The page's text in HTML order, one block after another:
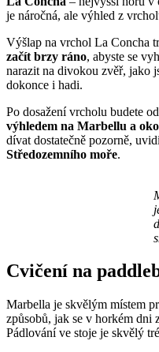
je náročná, ale výhled z
Výšlap na vrchol La Concha
začít brzy ráno, abyste se
narazit na divokou zvěř, jako
dokonce i hadi.
Po dosažení vrcholu budete
výhledem na Marbellu a
dívat dostatečně pozorně,
Středozemního moře.
Cvičení na
Marbella je skvělým místem
způsobů, jak se v horkém dni
Pádlování ve stoje je skvělý